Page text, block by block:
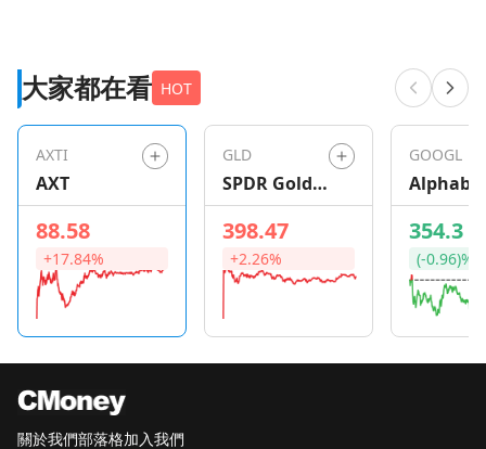
大家都在看 HOT
AXTI
AXT
88.58
+17.84%
GLD
SPDR Gold
Shares
398.47
+2.26%
GOOGL
354.3
(-0.96)%
關於我們部落格加入我們